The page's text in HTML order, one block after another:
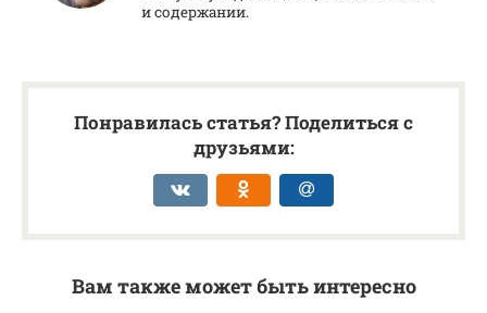
и содержании.
Понравилась статья? Поделиться с
друзьями:
Вам также может быть интересно